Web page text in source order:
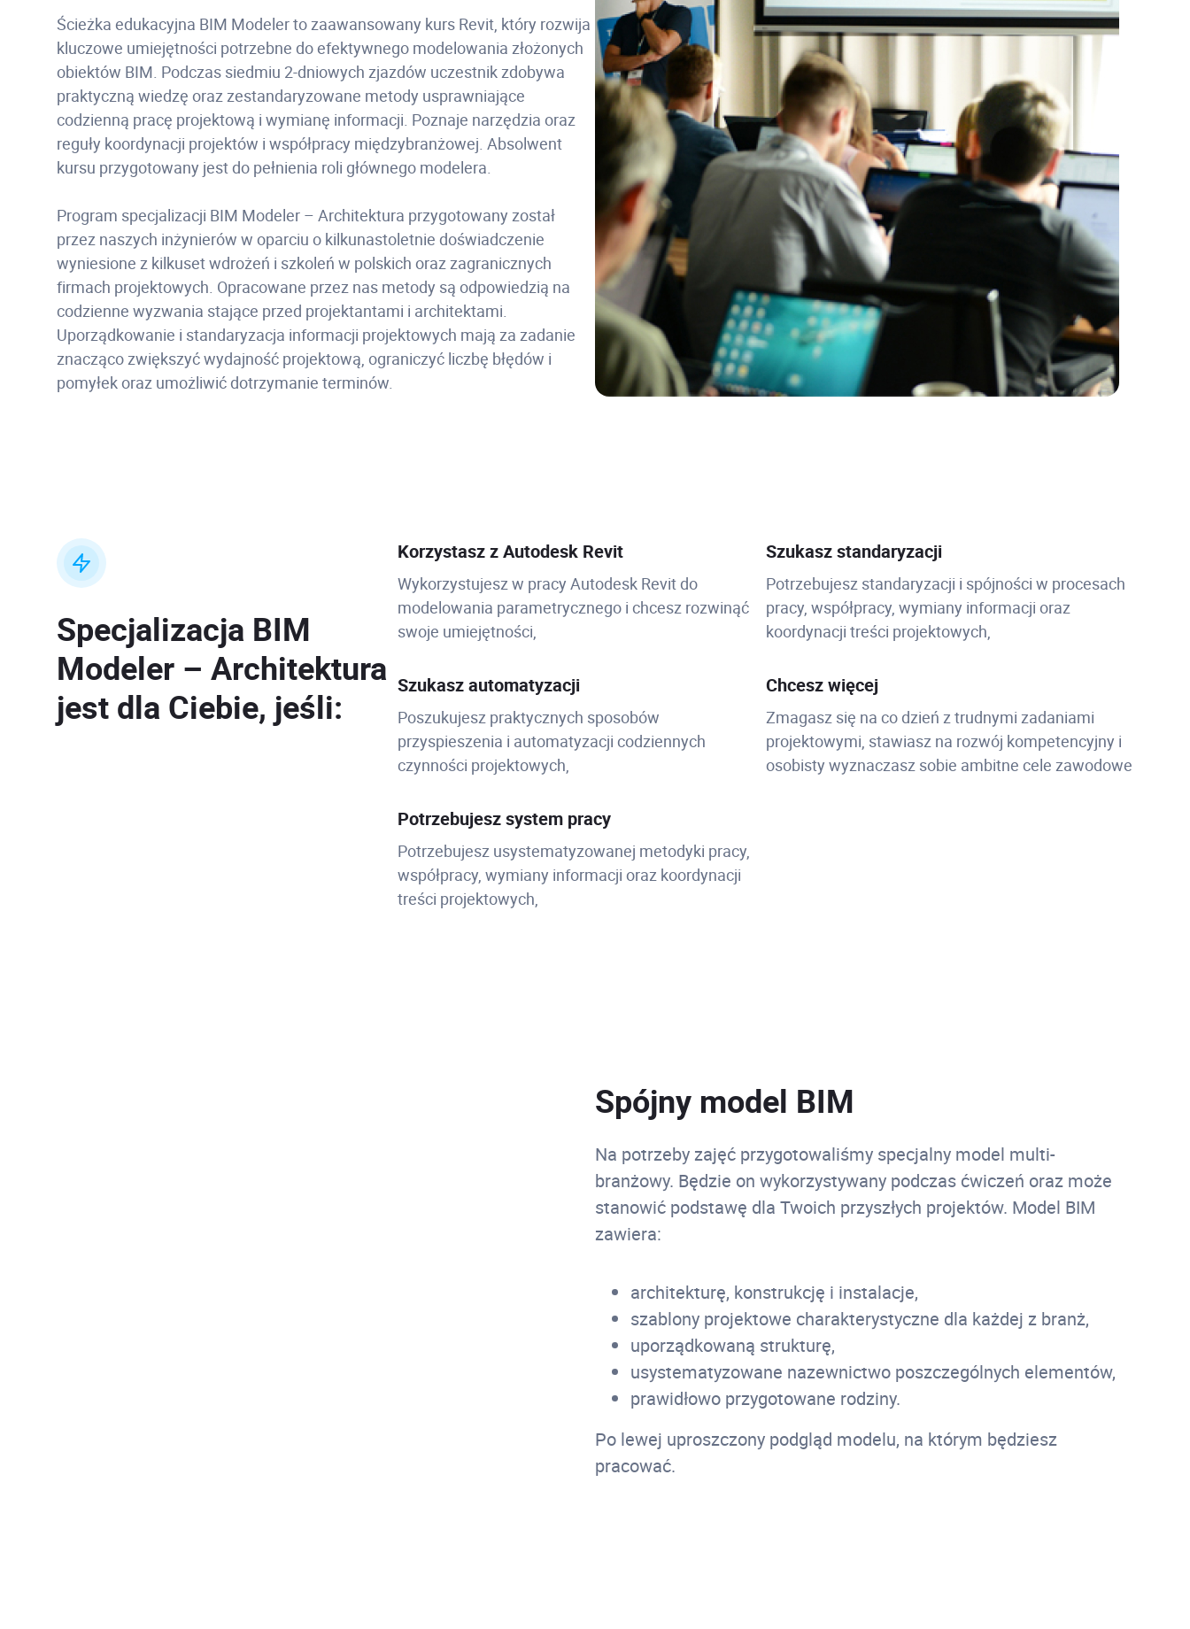
Ścieżka edukacyjna BIM Modeler to zaawansowany kurs Revit, który rozwija
kluczowe umiejętności potrzebne do efektywnego modelowania złożonych
obiektów BIM. Podczas siedmiu 2-dniowych zjazdów uczestnik zdobywa
praktyczną wiedzę oraz zestandaryzowane metody usprawniające
codzienną pracę projektową i wymianę informacji. Poznaje narzędzia oraz
reguły koordynacji projektów i współpracy międzybranżowej. Absolwent
kursu przygotowany jest do pełnienia roli głównego modelera.
Program specjalizacji BIM Modeler – Architektura przygotowany został
przez naszych inżynierów w oparciu o kilkunastoletnie doświadczenie
wyniesione z kilkuset wdrożeń i szkoleń w polskich oraz zagranicznych
firmach projektowych. Opracowane przez nas metody są odpowiedzią na
codzienne wyzwania stające przed projektantami i architektami.
Uporządkowanie i standaryzacja informacji projektowych mają za zadanie
znacząco zwiększyć wydajność projektową, ograniczyć liczbę błędów i
pomyłek oraz umożliwić dotrzymanie terminów.
Specjalizacja BIM
Modeler – Architektura
jest dla Ciebie, jeśli:
Korzystasz z Autodesk Revit
Wykorzystujesz w pracy Autodesk Revit do
modelowania parametrycznego i chcesz rozwinąć
swoje umiejętności,
Szukasz automatyzacji
Poszukujesz praktycznych sposobów
przyspieszenia i automatyzacji codziennych
czynności projektowych,
Potrzebujesz system pracy
Potrzebujesz usystematyzowanej metodyki pracy,
współpracy, wymiany informacji oraz koordynacji
treści projektowych,
Szukasz standaryzacji
Potrzebujesz standaryzacji i spójności w procesach
pracy, współpracy, wymiany informacji oraz
koordynacji treści projektowych,
Chcesz więcej
Zmagasz się na co dzień z trudnymi zadaniami
projektowymi, stawiasz na rozwój kompetencyjny i
osobisty wyznaczasz sobie ambitne cele zawodowe
Spójny model BIM
Na potrzeby zajęć przygotowaliśmy specjalny model multi-
branżowy. Będzie on wykorzystywany podczas ćwiczeń oraz może
stanowić podstawę dla Twoich przyszłych projektów. Model BIM
zawiera:
architekturę, konstrukcję i instalacje,
szablony projektowe charakterystyczne dla każdej z branż,
uporządkowaną strukturę,
usystematyzowane nazewnictwo poszczególnych elementów,
prawidłowo przygotowane rodziny.
Po lewej uproszczony podgląd modelu, na którym będziesz
pracować.